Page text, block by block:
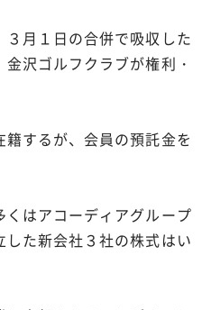
月１日の合併で吸収した
沢ゴルフクラブが権利・
するが、会員の預託金を
はアコーディアグループ
た新会社３社の株式はい